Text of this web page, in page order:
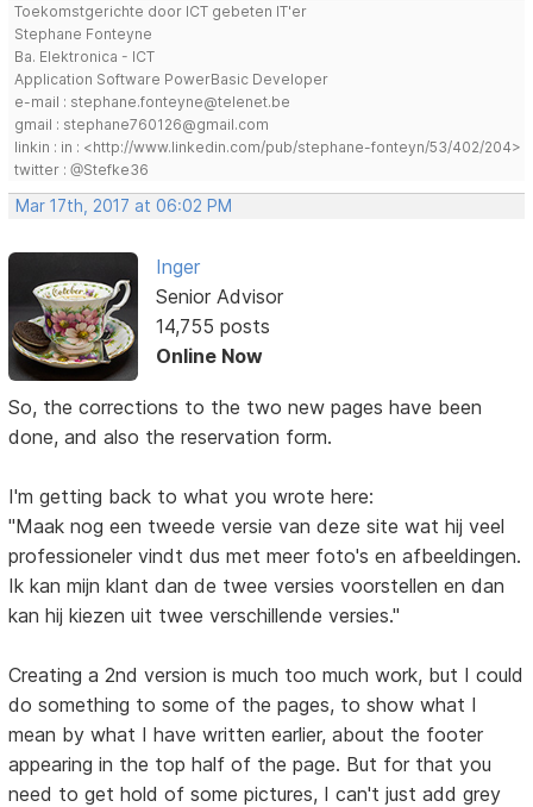
Toekomstgerichte door ICT gebeten IT'er
Stephane Fonteyne
Ba. Elektronica - ICT
Application Software PowerBasic Developer
e-mail : stephane.fonteyne@telenet.be
gmail : stephane760126@gmail.com
linkin : in : <http://www.linkedin.com/pub/stephane-fonteyn/53/402/204>
twitter : @Stefke36
Mar 17th, 2017 at 06:02 PM
Inger
Senior Advisor
14,755 posts
Online Now
So, the corrections to the two new pages have been
done, and also the reservation form.
I'm getting back to what you wrote here:
"Maak nog een tweede versie van deze site wat hij veel
professioneler vindt dus met meer foto's en afbeeldingen.
Ik kan mijn klant dan de twee versies voorstellen en dan
kan hij kiezen uit twee verschillende versies."
Creating a 2nd version is much too much work, but I could
do something to some of the pages, to show what I
mean by what I have written earlier, about the footer
appearing in the top half of the page. But for that you
need to get hold of some pictures, I can't just add grey